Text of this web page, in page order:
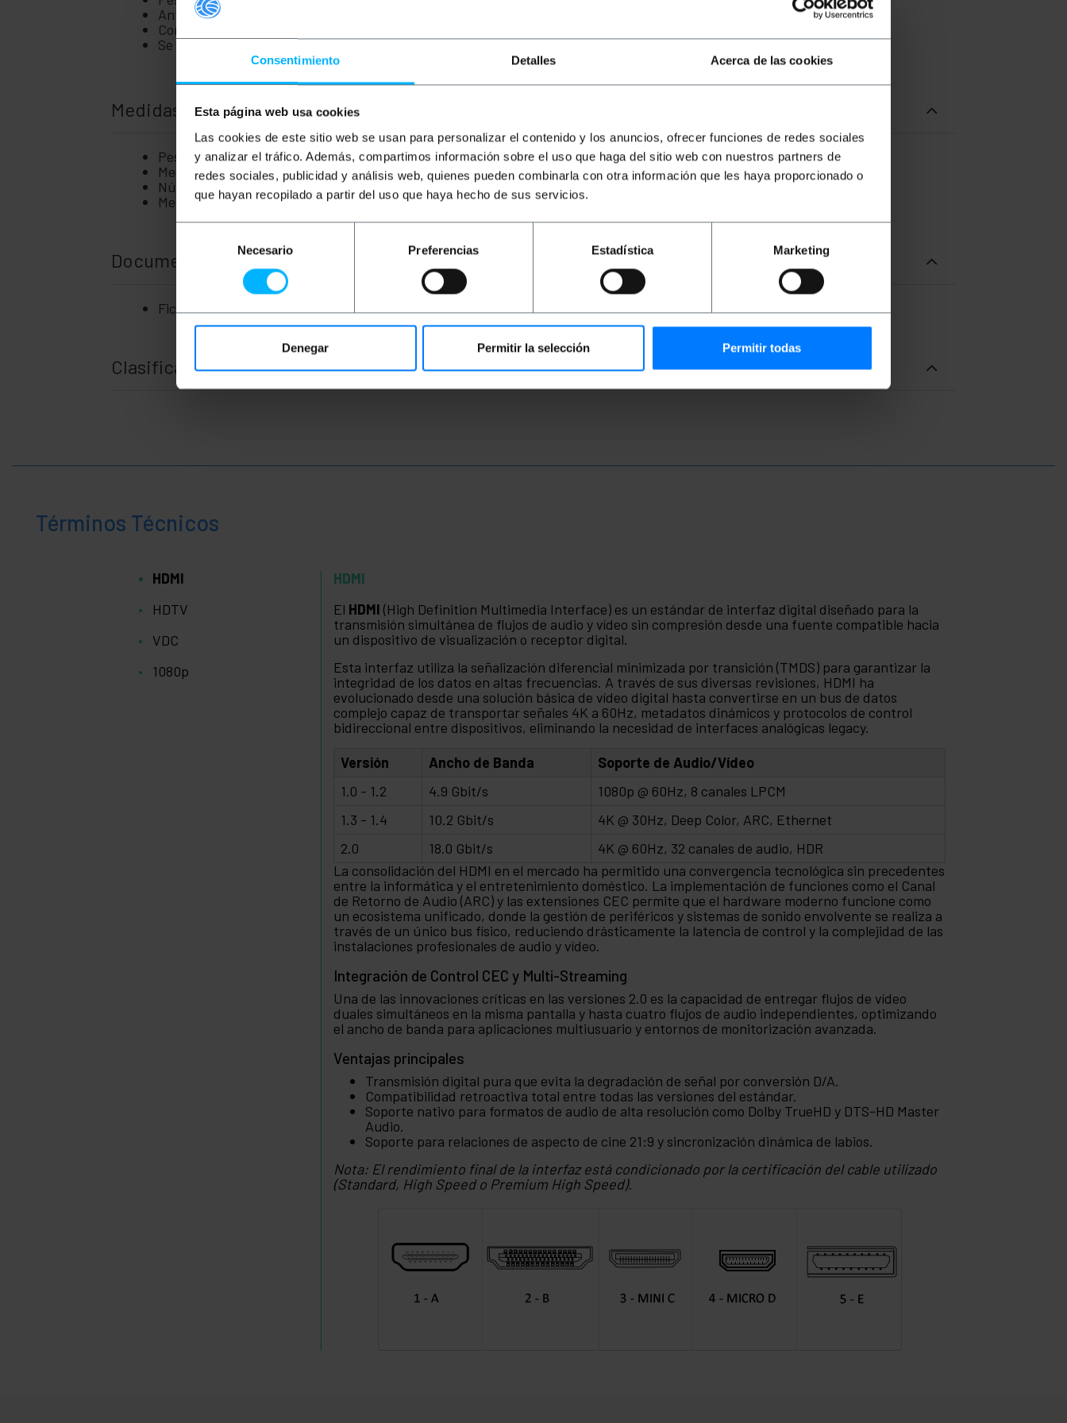
Consentimiento Detalles Acerca de las cookies
Esta página web usa cookies
Las cookies de este sitio web se usan para personalizar el contenido y los anuncios, ofrecer funciones de redes sociales
y analizar el tráfico. Además, compartimos información sobre el uso que haga del sitio web con nuestros partners de
redes sociales, publicidad y análisis web, quienes pueden combinarla con otra información que les haya proporcionado o
que hayan recopilado a partir del uso que haya hecho de sus servicios.
consentimiento
Necesario Preferencias Estadística Marketing
Denegar Permitir la selección Permitir todas
Antena orientable en cada módulo.
Conectores de cada módulo: HDMI, jack para IR, jack para alimentación.
Se suministran dos fuentes de alimentación de 5 VDC.
Medidas y pesos
Peso bruto: 1.87 kg
Medidas del producto (ancho x profundidad x alto): 19.6 x 9.8 x 3.1 cm
Número de paquetes: 1
Medidas del paquete: 44.4 x 25.4 x 6.1 cm
Documentación
Ficha de producto 1
Clasificación
Términos Técnicos
HDMI
HDTV
VDC
1080p
HDMI
El HDMI (High Definition Multimedia Interface) es un estándar de interfaz digital diseñado para la
transmisión simultánea de flujos de audio y vídeo sin compresión desde una fuente compatible hacia
un dispositivo de visualización o receptor digital.
Esta interfaz utiliza la señalización diferencial minimizada por transición (TMDS) para garantizar la
integridad de los datos en altas frecuencias. A través de sus diversas revisiones, HDMI ha
evolucionado desde una solución básica de vídeo digital hasta convertirse en un bus de datos
complejo capaz de transportar señales 4K a 60Hz, metadatos dinámicos y protocolos de control
bidireccional entre dispositivos, eliminando la necesidad de interfaces analógicas legacy.
Versión
Ancho de Banda
Soporte de Audio/Vídeo
1.0 - 1.2
4.9 Gbit/s
1080p @ 60Hz, 8 canales LPCM
1.3 - 1.4
10.2 Gbit/s
4K @ 30Hz, Deep Color, ARC, Ethernet
2.0
18.0 Gbit/s
4K @ 60Hz, 32 canales de audio, HDR
La consolidación del HDMI en el mercado ha permitido una convergencia tecnológica sin precedentes
entre la informática y el entretenimiento doméstico. La implementación de funciones como el Canal
de Retorno de Audio (ARC) y las extensiones CEC permite que el hardware moderno funcione como
un ecosistema unificado, donde la gestión de periféricos y sistemas de sonido envolvente se realiza a
través de un único bus físico, reduciendo drásticamente la latencia de control y la complejidad de las
instalaciones profesionales de audio y vídeo.
Integración de Control CEC y Multi-Streaming
Una de las innovaciones críticas en las versiones 2.0 es la capacidad de entregar flujos de vídeo
duales simultáneos en la misma pantalla y hasta cuatro flujos de audio independientes, optimizando
el ancho de banda para aplicaciones multiusuario y entornos de monitorización avanzada.
Ventajas principales
Transmisión digital pura que evita la degradación de señal por conversión D/A.
Compatibilidad retroactiva total entre todas las versiones del estándar.
Soporte nativo para formatos de audio de alta resolución como Dolby TrueHD y DTS-HD Master
Audio.
Soporte para relaciones de aspecto de cine 21:9 y sincronización dinámica de labios.
Nota: El rendimiento final de la interfaz está condicionado por la certificación del cable utilizado
(Standard, High Speed o Premium High Speed).